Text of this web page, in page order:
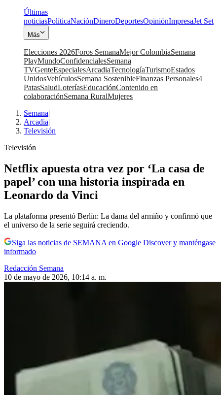
Últimas
noticiasPolíticaNaciónDineroDeportesOpiniónImpresaJet Set
Más
Elecciones 2026Foros SemanaMejor ColombiaSemana
PlayMundoConfidencialesSemana
TVGenteEspecialesArcadiaTecnologíaTurismoEstados
UnidosVehículosSemana SostenibleFinanzas Personales4
PatasSaludLoteríasEducaciónContenido en
colaboraciónSemana RuralMujeres
Semana|
Arcadia|
Televisión
Televisión
Netflix apuesta otra vez por ‘La casa de
papel’ con una historia inspirada en
Leonardo da Vinci
La plataforma presentó Berlín: La dama del armiño y confirmó que
el universo de la serie seguirá creciendo.
Siga las noticias de SEMANA en Google Discover y manténgase
informado
Redacción Semana
10 de mayo de 2026, 10:14 a. m.